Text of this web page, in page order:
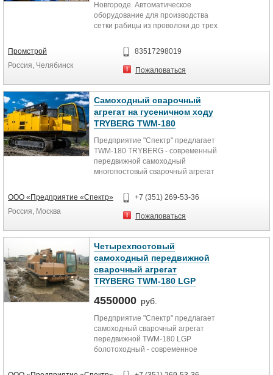
Новгороде. Автоматическое
оборудование для производства
сетки рабицы из проволоки до трех
Промстрой
Россия, Челябинск
83517298019
Пожаловаться
Самоходный сварочный
агрегат на гусеничном ходу
TRYBERG TWM-180
Предприятие "Спектр" предлагает
TWM-180 TRYBERG - современный
передвижной самоходный
многопостовый сварочный агрегат
ООО «Предприятие «Спектр»
Россия, Москва
+7 (351) 269-53-36
Пожаловаться
Четырехпостовый
самоходный передвижной
сварочный агрегат
TRYBERG TWM-180 LGP
4550000 руб.
Предприятие "Спектр" предлагает
самоходный сварочный агрегат
передвижной TWM-180 LGP
болотоходный - современное